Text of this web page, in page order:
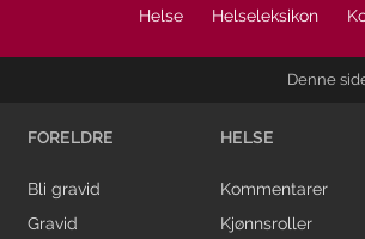
Helse Helseleksikon
Denne
FORELDRE
Bli gravid
Gravid
HELSE
Kommentarer
Kjønnsroller